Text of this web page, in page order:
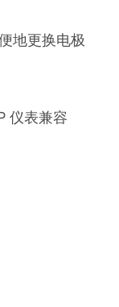
地更换电极
仪表兼容